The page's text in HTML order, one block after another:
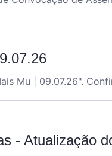
Mu | 09.07.26".
- Atualização